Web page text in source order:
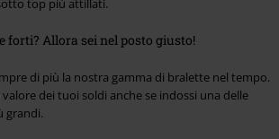
top più attillati.
forti? Allora sei nel posto giusto!
di più la nostra gamma di bralette nel tempo.
dei tuoi soldi anche se indossi una delle
grandi.